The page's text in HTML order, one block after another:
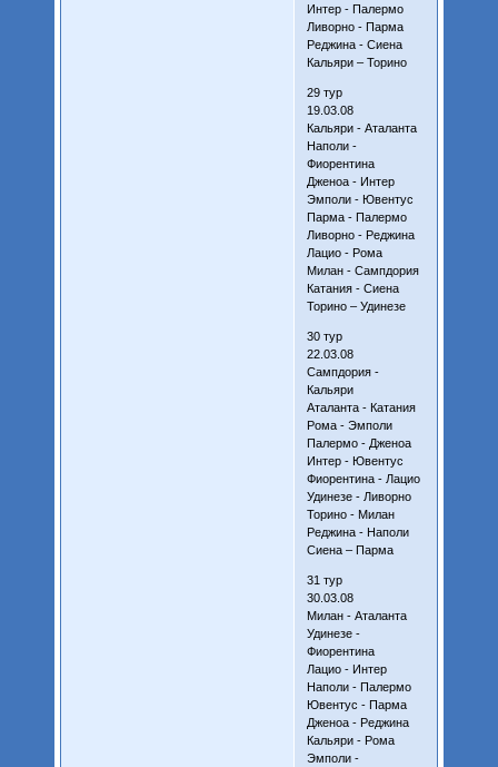
Интер - Палермо
Ливорно - Парма
Реджина - Сиена
Кальяри – Торино
29 тур
19.03.08
Кальяри - Аталанта
Наполи -
Фиорентина
Дженоа - Интер
Эмполи - Ювентус
Парма - Палермо
Ливорно - Реджина
Лацио - Рома
Милан - Сампдория
Катания - Сиена
Торино – Удинезе
30 тур
22.03.08
Сампдория -
Кальяри
Аталанта - Катания
Рома - Эмполи
Палермо - Дженоа
Интер - Ювентус
Фиорентина - Лацио
Удинезе - Ливорно
Торино - Милан
Реджина - Наполи
Сиена – Парма
31 тур
30.03.08
Милан - Аталанта
Удинезе -
Фиорентина
Лацио - Интер
Наполи - Палермо
Ювентус - Парма
Дженоа - Реджина
Кальяри - Рома
Эмполи -